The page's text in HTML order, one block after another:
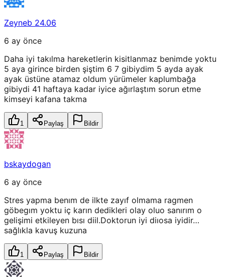
Zeyneb 24.06
6 ay önce
Daha iyi takılma hareketlerin kisitlanmaz benimde yoktu
5 aya girince birden şiştim 6 7 gibiydim 5 ayda ayak
ayak üstüne atamaz oldum yürümeler kaplumbağa
gibiydi 41 haftaya kadar iyice ağırlaştım sorun etme
kimseyi kafana takma
1 Paylaş Bildir
bskaydogan
6 ay önce
Stres yapma benım de ilkte zayıf olmama ragmen
göbegım yoktu iç karın dedikleri olay oluo sanırım o
gelişimi etkileyen bısı diil.Doktorun iyi diıosa iyidir…
sağlıkla kavuş kuzuna
1 Paylaş Bildir